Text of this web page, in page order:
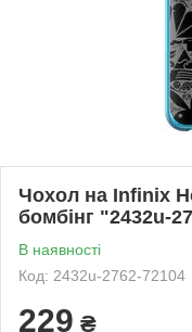
Чохол на Infinix
бомбінг "2432u-
В наявності
Код: 2432u-2762-72104
229 ₴